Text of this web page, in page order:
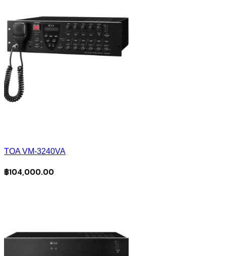
TOA VM-3240VA
฿104,000.00